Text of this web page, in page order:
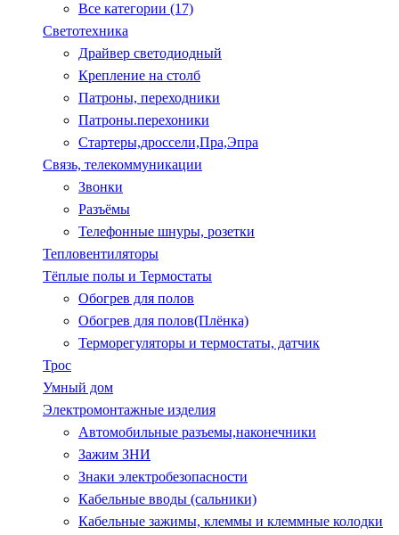
Все категории (17)
Светотехника
Драйвер светодиодный
Крепление на столб
Патроны, переходники
Патроны.перехоники
Стартеры,дроссели,Пра,Эпра
Связь, телекоммуникации
Звонки
Разъёмы
Телефонные шнуры, розетки
Тепловентиляторы
Тёплые полы и Термостаты
Обогрев для полов
Обогрев для полов(Плёнка)
Терморегуляторы и термостаты, датчик
Трос
Умный дом
Электромонтажные изделия
Автомобильные разъемы,наконечники
Зажим ЗНИ
Знаки электробезопасности
Кабельные вводы (сальники)
Кабельные зажимы, клеммы и клеммные колодки